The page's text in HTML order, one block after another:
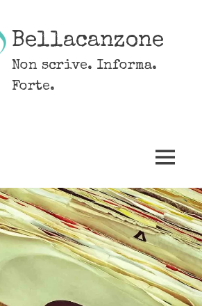
Bellacanzone
Non scrive. Informa.
Forte.
MENU